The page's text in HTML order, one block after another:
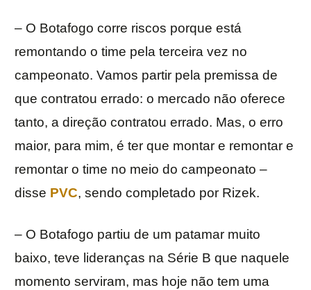
– O Botafogo corre riscos porque está
remontando o time pela terceira vez no
campeonato. Vamos partir pela premissa de
que contratou errado: o mercado não oferece
tanto, a direção contratou errado. Mas, o erro
maior, para mim, é ter que montar e remontar e
remontar o time no meio do campeonato –
disse PVC, sendo completado por Rizek.
– O Botafogo partiu de um patamar muito
baixo, teve lideranças na Série B que naquele
momento serviram, mas hoje não tem uma